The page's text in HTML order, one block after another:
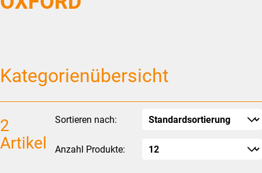
Bürocenter
Sie
Kategorienübersicht
2
Artikel
Sortieren nach:
Anzahl Produkte: